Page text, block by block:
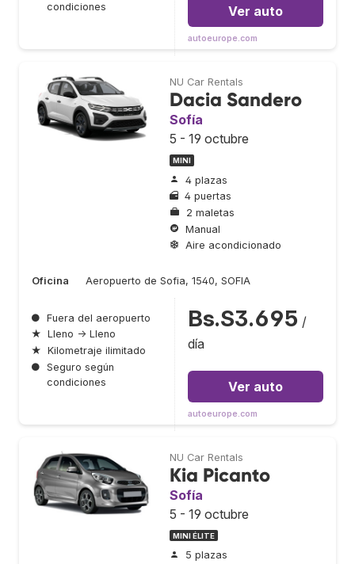
condiciones
Ver auto
autoeurope.com
NU Car Rentals
Dacia Sandero
Sofía
5 - 19 octubre
MINI
4 plazas
4 puertas
2 maletas
Manual
Aire acondicionado
Oficina Aeropuerto de Sofia, 1540, SOFIA
● Fuera del aeropuerto
★ Lleno → Lleno
★ Kilometraje ilimitado
● Seguro según
condiciones
Bs.S3.695 /
día
Ver auto
autoeurope.com
NU Car Rentals
Kia Picanto
Sofía
5 - 19 octubre
MINI ÉLITE
5 plazas